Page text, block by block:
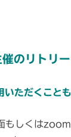
のリトリ
いただくこと
もしくは